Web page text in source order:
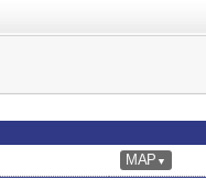
MAP ▼